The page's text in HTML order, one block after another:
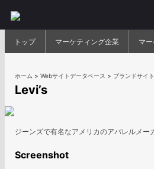
トップ マーケティング企業 マ
ホーム >Webサイトデータベース > ブランドサイト
Levi’s
ジーンズで有名なアメリカのアパレルメー
Screenshot